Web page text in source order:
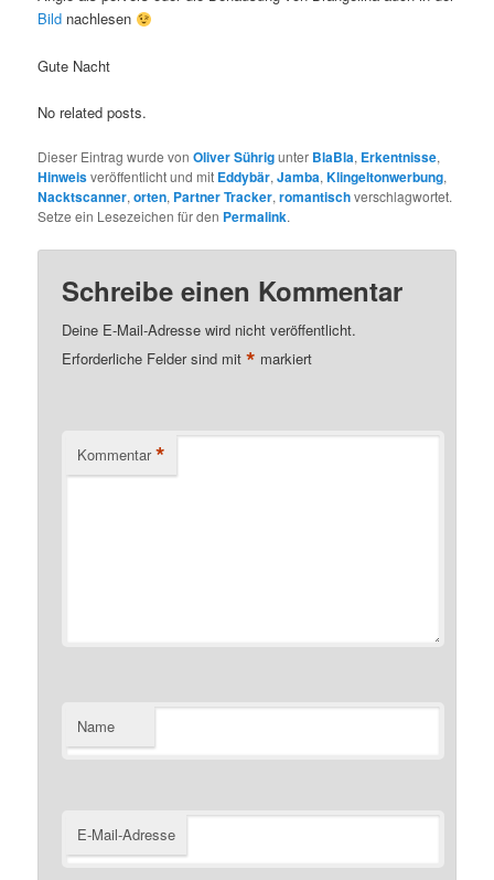
Bild nachlesen
Gute Nacht
No related posts.
Dieser Eintrag wurde vonOliver Sührigunter BlaBla, Erkentnisse,
Hinweisveröffentlicht und mit Eddybär,Jamba,Klingeltonwerbung,
Nacktscanner,orten, Partner Tracker,romantischverschlagwortet.
Setze ein Lesezeichen für den Permalink.
Schreibe einen Kommentar
Deine E-Mail-Adresse wird nicht veröffentlicht.
Erforderliche Felder sind mit* markiert
Kommentar *
Name
E-Mail-Adresse